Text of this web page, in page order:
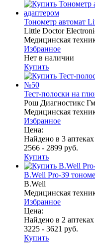
Тонометр автомат
Little Doctor
Медицинская
Избранное
Нет в наличии
Купить
Тест-полоски на
Рош Диагностикс
Медицинская
Избранное
Цена:
Найдено в 3 аптеках
2566 - 2899 руб.
Купить
B.Well Pro-39
B.Well
Медицинская
Избранное
Цена:
Найдено в 2 аптеках
3225 - 3621 руб.
Купить